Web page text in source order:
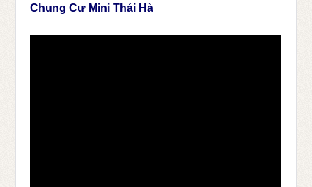
Chung Cư Mini Thái Hà